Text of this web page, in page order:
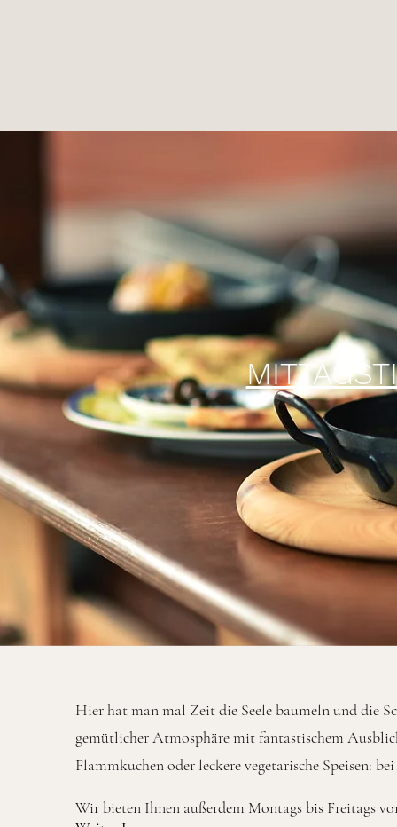
Hier hat man mal Zeit die Seele baumeln und die
gemütlicher Atmosphäre mit fantastischem
Flammkuchen oder leckere vegetarische Speisen:
Wir bieten Ihnen außerdem Montags bis Freitags